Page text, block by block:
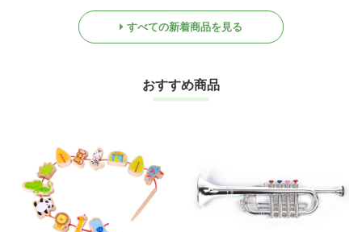
すべての新着商品を見る
おすすめ商品